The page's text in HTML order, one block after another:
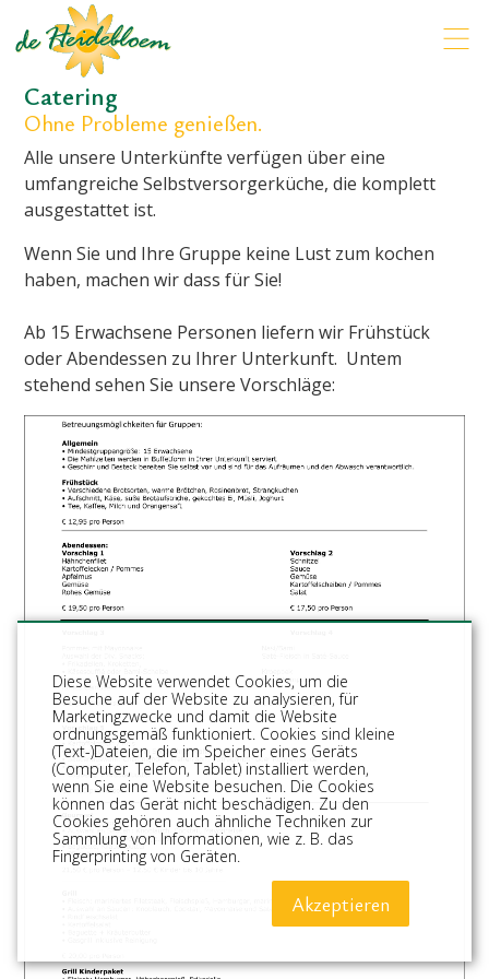
Catering
Ohne Probleme genießen.
Alle unsere Unterkünfte verfügen über eine
umfangreiche Selbstversorgerküche, die komplett
ausgestattet ist.
Wenn Sie und Ihre Gruppe keine Lust zum kochen
haben, machen wir dass für Sie!
Ab 15 Erwachsene Personen liefern wir Frühstück
oder Abendessen zu Ihrer Unterkunft. Untem
stehend sehen Sie unsere Vorschläge:
Diese Website verwendet Cookies, um die
Besuche auf der Website zu analysieren, für
Marketingzwecke und damit die Website
ordnungsgemäß funktioniert. Cookies sind kleine
(Text-)Dateien, die im Speicher eines Geräts
(Computer, Telefon, Tablet) installiert werden,
wenn Sie eine Website besuchen. Die Cookies
können das Gerät nicht beschädigen. Zu den
Cookies gehören auch ähnliche Techniken zur
Sammlung von Informationen, wie z. B. das
Fingerprinting von Geräten.
Akzeptieren